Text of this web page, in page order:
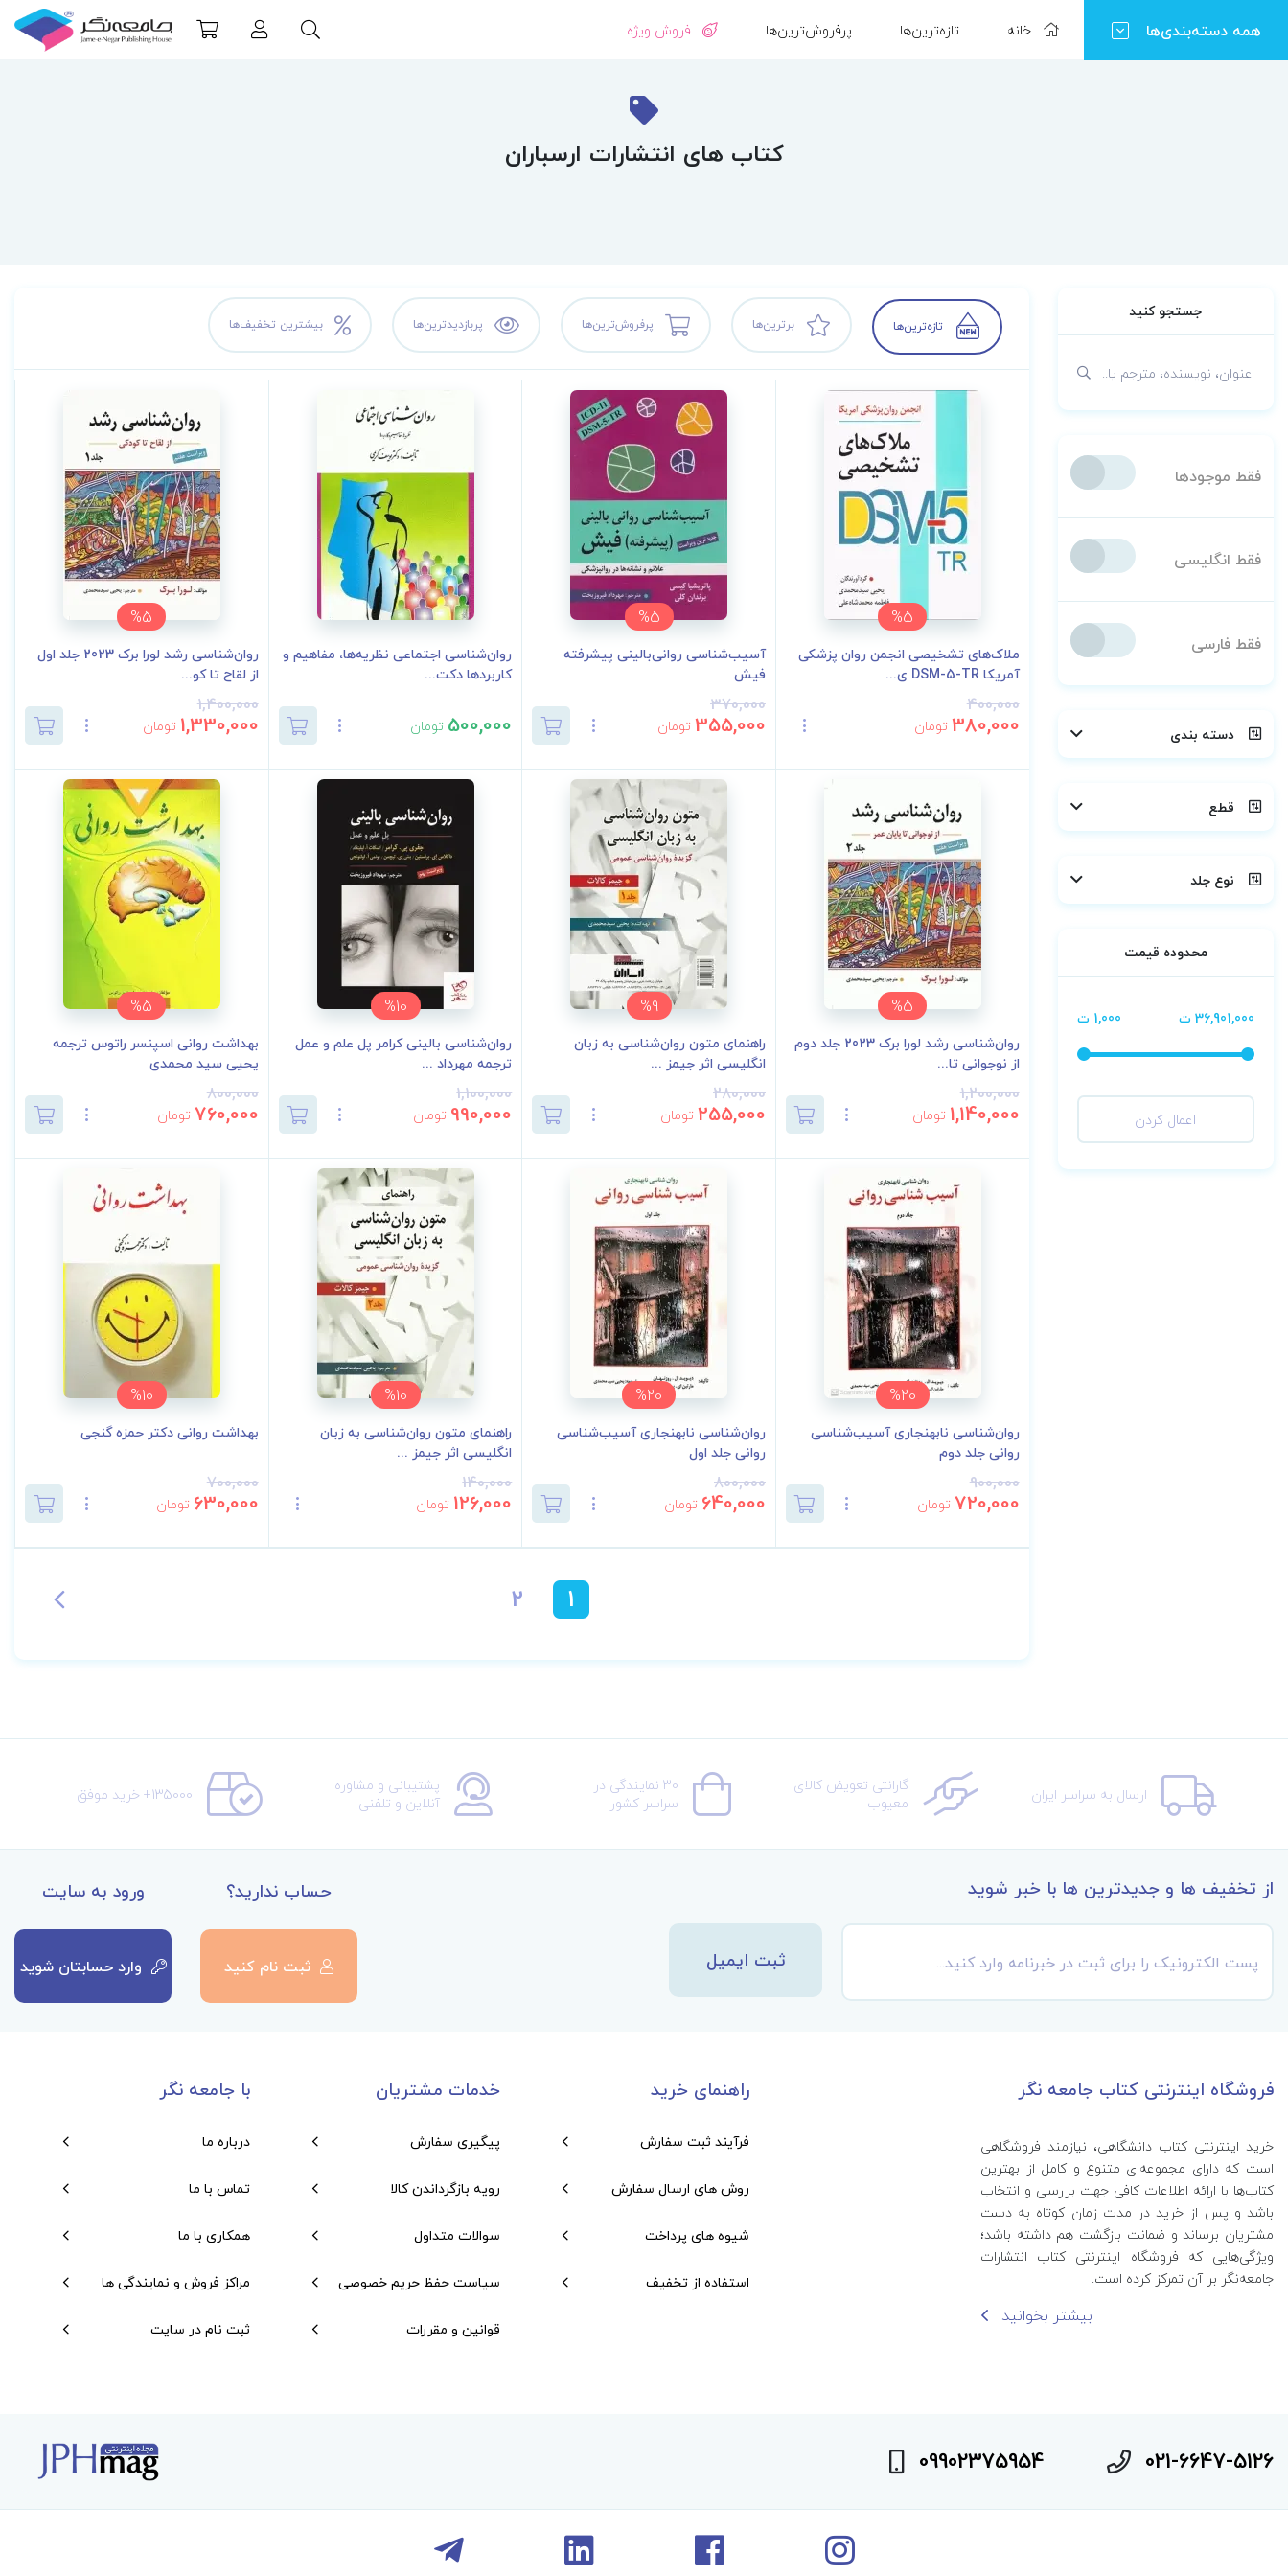
همه دسته‌بندی‌ها خانه تازه‌ترین‌ها پرفروش‌ترین‌ها فروش ویژه
کتاب های انتشارات ارسباران
جستجو کنید
فقط موجودها
فقط انگلیسی
فقط فارسی
دسته بندی
قطع
نوع جلد
محدوده قیمت
1,000 ت 36,901,000 ت
اعمال کردن
تازه‌ترین‌ها برترین‌ها پرفروش‌ترین‌ها پربازدیدترین‌ها بیشترین تخفیف‌ها
%5
ملاک‌های تشخیصی انجمن روان پزشکی
آمریکا DSM-5-TR ی...
400,000
380,000 تومان
%5
آسیب‌شناسی روانی‌بالینی پیشرفته
فیش
370,000
355,000 تومان
روان‌شناسی اجتماعی نظریه‌ها، مفاهیم و
کاربردها دکت...
500,000 تومان
%5
روان‌شناسی رشد لورا برک 2023 جلد اول
از لقاح تا کو...
1,400,000
1,330,000 تومان
%5
روان‌شناسی رشد لورا برک 2023 جلد دوم
از نوجوانی تا...
1,200,000
1,140,000 تومان
%9
راهنمای متون روان‌شناسی به زبان‌
انگلیسی اثر جیمز ...
280,000
255,000 تومان
%10
روان‌شناسی بالینی کرامر پل علم و عمل
ترجمه مهرداد ...
1,100,000
990,000 تومان
%5
بهداشت روانی اسپنسر راتوس ترجمه
یحیی سید محمدی
800,000
760,000 تومان
%20
روان‌شناسی نابهنجاری آسیب‌‌شناسی
روانی جلد دوم
900,000
720,000 تومان
%20
روان‌شناسی نابهنجاری آسیب‌‌شناسی
روانی جلد اول
800,000
640,000 تومان
%10
راهنمای متون روان‌شناسی به زبان‌
انگلیسی اثر جیمز ...
140,000
126,000 تومان
%10
بهداشت روانی دکتر حمزه گنجی
700,000
630,000 تومان
1
2
ارسال به سراسر ایران گارانتی تعویض کالای
معیوب
30 نمایندگی در
سراسر کشور
پشتیبانی و مشاوره
آنلاین و تلفنی 135000+ خرید موفق
از تخفیف ها و جدیدترین ها با خبر شوید
ثبت ایمیل
ورود به سایت
وارد حسابتان شوید
حساب ندارید؟
ثبت نام کنید
فروشگاه اینترنتی کتاب جامعه نگر
خرید اینترنتی کتاب‌ دانشگاهی، نیازمند فروشگاهی
است که دارای مجموعه‌ای متنوع و کامل از بهترین
کتاب‌ها با ارائه اطلاعات کافی جهت بررسی و انتخاب
باشد و پس از خرید در مدت زمان کوتاه به دست
مشتریان برساند و ضمانت بازگشت هم داشته باشد؛
ویژگی‌هایی که فروشگاه اینترنتی کتاب انتشارات
جامعه‌نگر بر آن تمرکز کرده است.
بیشتر بخوانید
راهنمای خرید
فرآیند ثبت سفارش
روش های ارسال سفارش
شیوه های پرداخت
استفاده از تخفیف
خدمات مشتریان
پیگیری سفارش
رویه بازگرداندن کالا
سوالات متداول
سیاست حفظ حریم خصوصی
قوانین و مقررات
با جامعه نگر
درباره ما
تماس با ما
همکاری با ما
مراکز فروش و نمایندگی ها
ثبت نام در سایت
021-6647-5126
09902375954